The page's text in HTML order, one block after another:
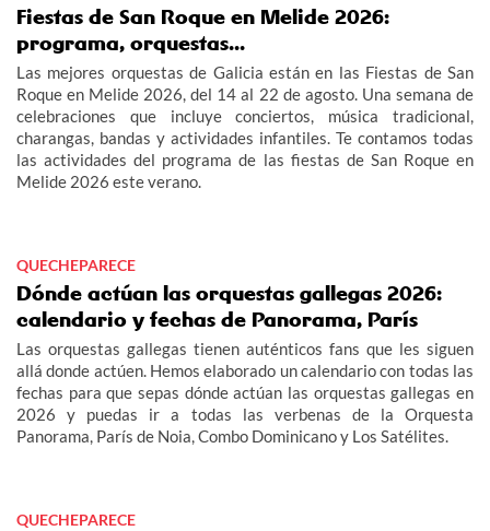
Fiestas de San Roque en Melide 2026:
programa, orquestas...
Las mejores orquestas de Galicia están en las Fiestas de San
Roque en Melide 2026, del 14 al 22 de agosto. Una semana de
celebraciones que incluye conciertos, música tradicional,
charangas, bandas y actividades infantiles. Te contamos todas
las actividades del programa de las fiestas de San Roque en
Melide 2026 este verano.
QUECHEPARECE
Dónde actúan las orquestas gallegas 2026:
calendario y fechas de Panorama, París
Las orquestas gallegas tienen auténticos fans que les siguen
allá donde actúen. Hemos elaborado un calendario con todas las
fechas para que sepas dónde actúan las orquestas gallegas en
2026 y puedas ir a todas las verbenas de la Orquesta
Panorama, París de Noia, Combo Dominicano y Los Satélites.
QUECHEPARECE